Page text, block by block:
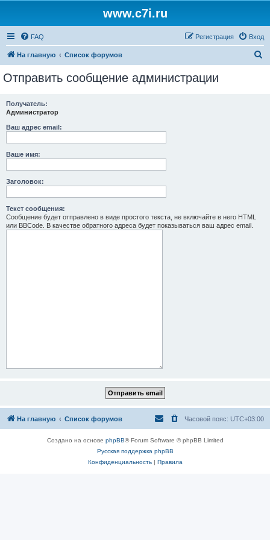
www.c7i.ru
FAQ Вход
Регистрация
На главную Список форумов
Отправить сообщение администрации
Получатель:
Администратор
Ваш адрес email:
Ваше имя:
Заголовок:
Текст сообщения:
Сообщение будет отправлено в виде простого текста, не включайте в него HTML
или BBCode. В качестве обратного адреса будет показываться ваш адрес email.
На главную Список форумов Часовой пояс: UTC+03:00
Создано на основе phpBB® Forum Software © phpBB Limited
Русская поддержка phpBB
Конфиденциальность| Правила